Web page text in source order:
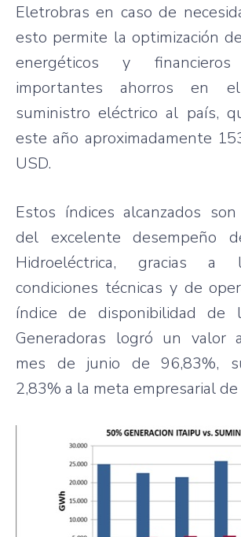
Eletrobras en caso de
esto permite la optimización
energéticos y financieros
importantes ahorros en
suministro eléctrico al país,
este año aproximadamente
USD.
Estos índices alcanzados
del excelente desempeño
Hidroeléctrica, gracias a
condiciones técnicas y de
índice de disponibilidad de
Generadoras logró un valor
mes de junio de 96,83%,
2,83% a la meta empresarial